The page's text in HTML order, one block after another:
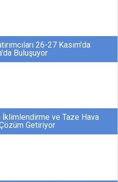
26-27 Kasım'da
Buluşuyor
ve Taze Hava
Getiriyor